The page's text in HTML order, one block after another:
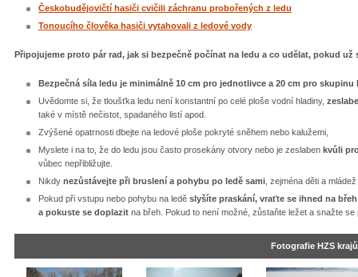
Českobudějovičtí hasiči cvičili záchranu probořených z ledu
Tonoucího člověka hasiči vytahovali z ledové vody
Připojujeme proto pár rad, jak si bezpečně počínat na ledu a co udělat, pokud
Bezpečná síla ledu je minimálně 10 cm pro jednotlivce a 20 cm pro
Uvědomte si, že tloušťka ledu není konstantní po celé ploše vodní hladiny,
také v místě nečistot, spadaného listí apod.
Zvýšené opatrnosti dbejte na ledové ploše pokryté sněhem nebo kalužemi,
Myslete i na to, že do ledu jsou často prosekány otvory nebo je zeslaben kvůli
vůbec nepřibližujte.
Nikdy nezůstávejte při bruslení a pohybu po ledě sami , zejména děti a
Pokud při vstupu nebo pohybu na ledě slyšíte praskání, vraťte se ihned na břeh
a pokuste se doplazit na břeh. Pokud to není možné, zůstaňte ležet a snažte se
Fotografie HZS krajů